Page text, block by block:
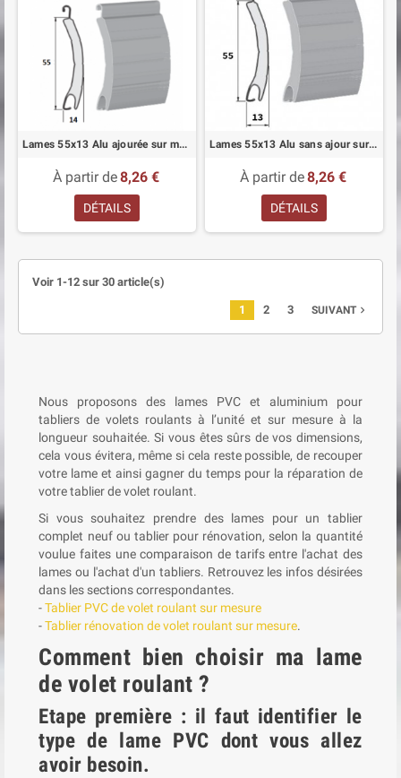
Lames 55x13 Alu ajourée sur mesure pour volets roulant
À partir de8,26 €
DÉTAILS
Lames 55x13 Alu sans ajour sur mesure pour volets roulant
À partir de8,26 €
DÉTAILS
Voir 1-12 sur 30 article(s)
1 2 3 SUIVANTnavigate_next
Nous proposons des lames PVC et aluminium pour
tabliers de volets roulants à l’unité et sur mesure à la
longueur souhaitée. Si vous êtes sûrs de vos dimensions,
cela vous évitera, même si cela reste possible, de recouper
votre lame et ainsi gagner du temps pour la réparation de
votre tablier de volet roulant.
Si vous souhaitez prendre des lames pour un tablier
complet neuf ou tablier pour rénovation, selon la quantité
voulue faites une comparaison de tarifs entre l'achat des
lames ou l'achat d'un tabliers. Retrouvez les infos désirées
dans les sections correspondantes.
-Tablier PVC de volet roulant sur mesure
-Tablier rénovation de volet roulant sur mesure.
Comment bien choisir ma lame
de volet roulant ?
Etape première : il faut identifier le
type de lame PVC dont vous allez
avoir besoin.